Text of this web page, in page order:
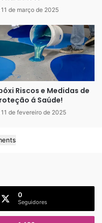
11 de março de 2025
Riscos e Medidas de
á Saúde!
11 de fevereiro de 2025
0
Seguidores